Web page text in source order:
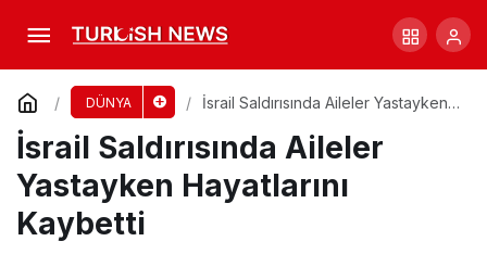
DÜNYA
İsrail Saldırısında Aileler Yastayken
İsrail Saldırısında Aileler
Yastayken Hayatlarını
Kaybetti
Gaza’da İsrail Saldırılarında 60 Ölü, Kriz
Derinleşiyor
Comment Share